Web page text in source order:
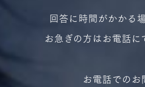
回答に時間がかかる
お急ぎの方はお電話に
お電話でのお